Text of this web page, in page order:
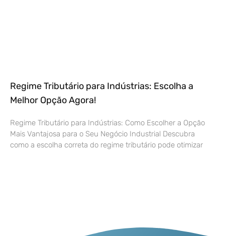
Regime Tributário para Indústrias: Escolha a
Melhor Opção Agora!
Regime Tributário para Indústrias: Como Escolher a Opção
Mais Vantajosa para o Seu Negócio Industrial Descubra
como a escolha correta do regime tributário pode otimizar